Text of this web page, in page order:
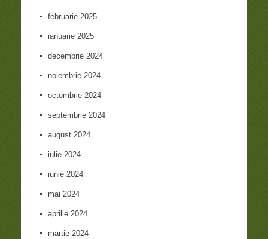
februarie 2025
ianuarie 2025
decembrie 2024
noiembrie 2024
octombrie 2024
septembrie 2024
august 2024
iulie 2024
iunie 2024
mai 2024
aprilie 2024
martie 2024